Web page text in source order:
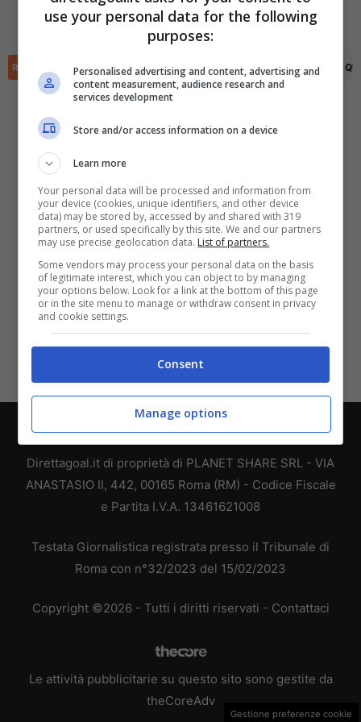
Ivan Barbero (67')
Taichi Fukui
(82')
RIEPILOGO STATISTICHE PRONOSTICI FORMAZIONI CLASSIFICA
Chi siamo-Redazione-Privacy Policy-Disclaimer
Direttagoal.it di proprietà di PLANET SHARE SRL - VIA
ANASTASIO II, 442, 00165 Roma (RM) - Codice Fiscale
e Partita I.V.A. 13461621008
Testata Giornalistica registrata presso il Tribunale di
Roma con n°32/2023 del 15/02/2023
Copyright ©2026 - Tutti i diritti riservati - Contattaci
Le attività pubblicitarie su questo sito sono gestite da
theCoreAdv
Scarica DirettaGoal!
Con i pronostici dei migliori Tipster!
Scarica su Google Play
Gestione preferenze cookie
use your personal data for the following
purposes:
Personalised advertising and content, advertising and
content measurement, audience research and
services development
Store and/or access information on a device
Learn more
Your personal data will be processed and information from
your device (cookies, unique identifiers, and other device
data) may be stored by, accessed by and shared with 319
partners, or used specifically by this site. We and our partners
may use precise geolocation data. List of partners.
Some vendors may process your personal data on the basis
of legitimate interest, which you can object to by managing
your options below. Look for a link at the bottom of this page
or in the site menu to manage or withdraw consent in privacy
and cookie settings.
Consent
Manage options